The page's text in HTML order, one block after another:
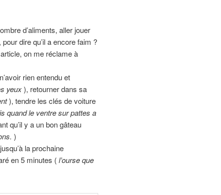
d’aliments, aller jouer
dire qu’il a encore faim ?
on me réclame à
rien entendu et
yeux), retourner dans sa
), tendre les clés de voiture
quand le ventre sur pattes a
qu’il y a un bon gâteau
)
la prochaine
en 5 minutes (l’ourse que